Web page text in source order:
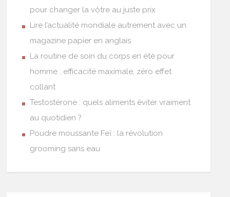
pour changer la vôtre au juste prix
Lire l’actualité mondiale autrement avec un
magazine papier en anglais
La routine de soin du corps en été pour
homme : efficacité maximale, zéro effet
collant
Testostérone : quels aliments éviter vraiment
au quotidien ?
Poudre moussante Feï : la révolution
grooming sans eau